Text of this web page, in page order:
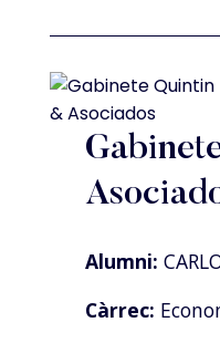
Alumni:
Càrrec: